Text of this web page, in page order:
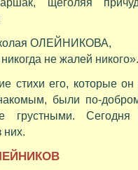
щеголяя
ОЛЕЙНИКОВА,
не жалей никого».
стихи его, которые
были по-
грустными. Сегодня
них.